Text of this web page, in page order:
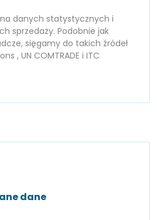
danych statystycznych i
sprzedaży. Podobnie jak
sięgamy do takich źródeł
, UN COMTRADE i ITC
dane